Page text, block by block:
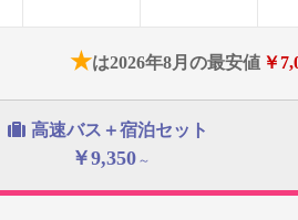
★は2026年8月の最安値 ￥
高速バス＋宿泊セット
￥9,350 ～